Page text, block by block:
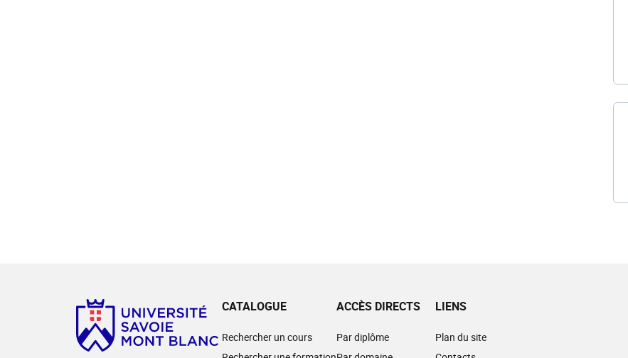
CATALOGUE
Rechercher un cours
ACCÈS DIRECTS
Par diplôme
LIENS
Plan du site